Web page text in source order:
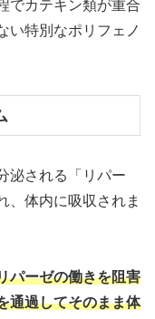
でカテキン類が重合
い特別なポリフェノ
泌される「リパー
、体内に吸収されま
パーゼの働きを阻害
通過してそのまま体